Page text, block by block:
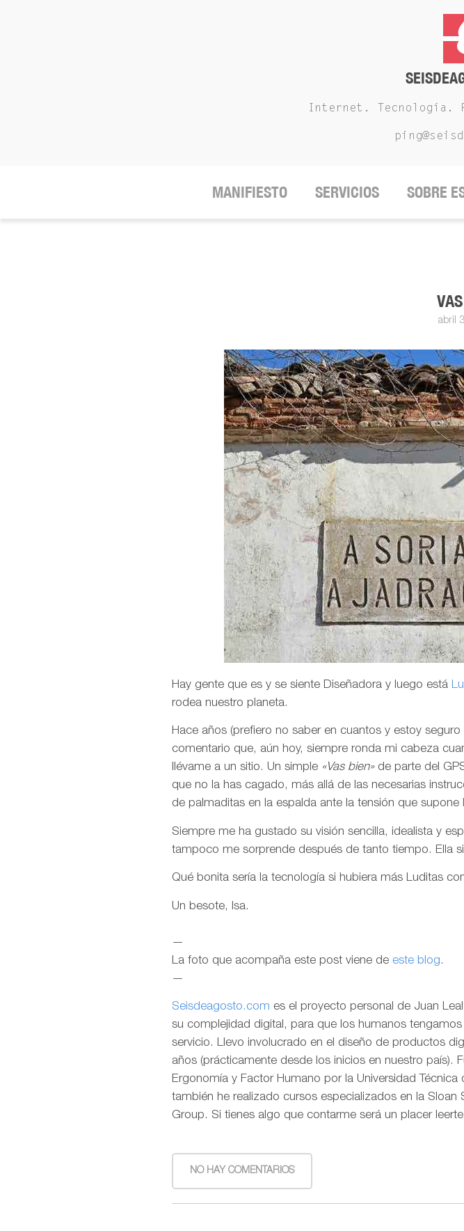
Internet. Tecnología.
MANIFIESTO SERVICIOS SOBRE
abril
Hay gente que es y se siente Diseñadora y luego está
rodea nuestro planeta.
Hace años (prefiero no saber en cuantos y estoy
comentario que, aún hoy, siempre ronda mi cabeza
llévame a un sitio. Un simple «Vas bien»de parte del
que no la has cagado, más allá de las necesarias
de palmaditas en la espalda ante la tensión que
Siempre me ha gustado su visión sencilla, idealista y
tampoco me sorprende después de tanto tiempo. Ella
Qué bonita sería la tecnología si hubiera más Luditas
Un besote, Isa.
—
La foto que acompaña este post viene de este blog.
—
Seisdeagosto.com es el proyecto personal de Juan
su complejidad digital, para que los humanos
servicio. Llevo involucrado en el diseño de productos
años (prácticamente desde los inicios en nuestro
Ergonomía y Factor Humano por la Universidad
también he realizado cursos especializados en la Sloan
Group. Si tienes algo que contarme será un placer
NO HAY COMENTARIOS